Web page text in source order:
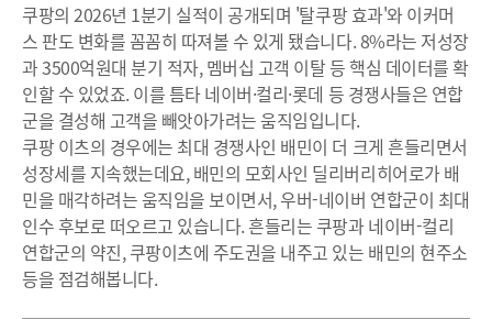
쿠팡의 2026년 1분기 실적이 공개되며 '탈쿠팡 효과'와 이커머
스 판도 변화를 꼼꼼히 따져볼 수 있게 됐습니다. 8%라는 저성장
과 3500억원대 분기 적자, 멤버십 고객 이탈 등 핵심 데이터를 확
인할 수 있었죠. 이를 틈타 네이버·컬리·롯데 등 경쟁사들은 연합
군을 결성해 고객을 빼앗아가려는 움직임입니다.
쿠팡 이츠의 경우에는 최대 경쟁사인 배민이 더 크게 흔들리면서
성장세를 지속했는데요, 배민의 모회사인 딜리버리히어로가 배
민을 매각하려는 움직임을 보이면서, 우버-네이버 연합군이 최대
인수 후보로 떠오르고 있습니다. 흔들리는 쿠팡과 네이버-컬리
연합군의 약진, 쿠팡이츠에 주도권을 내주고 있는 배민의 현주소
등을 점검해봅니다.